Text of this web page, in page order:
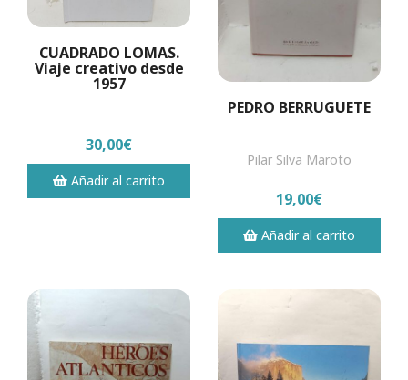
CUADRADO LOMAS.
Viaje creativo desde
1957
30,00€
Añadir al carrito
PEDRO BERRUGUETE
Pilar Silva Maroto
19,00€
Añadir al carrito